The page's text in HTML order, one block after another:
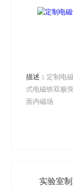
描述： 定制电
式电磁铁双极
面内磁场
实验室